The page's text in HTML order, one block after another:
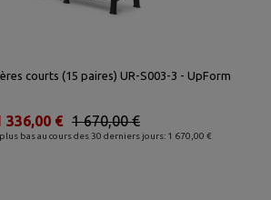
courts (15 paires) UR-S003-3 - UpForm
bas au cours des 30 derniers jours: 1 670,00 €
1 670,00 €
336,00 €